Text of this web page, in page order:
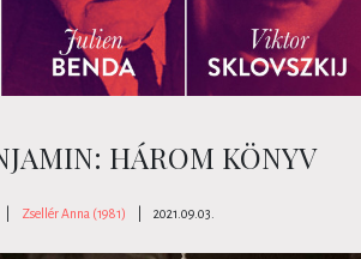
HÁROM KÖNYV
Zsellér Anna (1981) 2021.09.03.